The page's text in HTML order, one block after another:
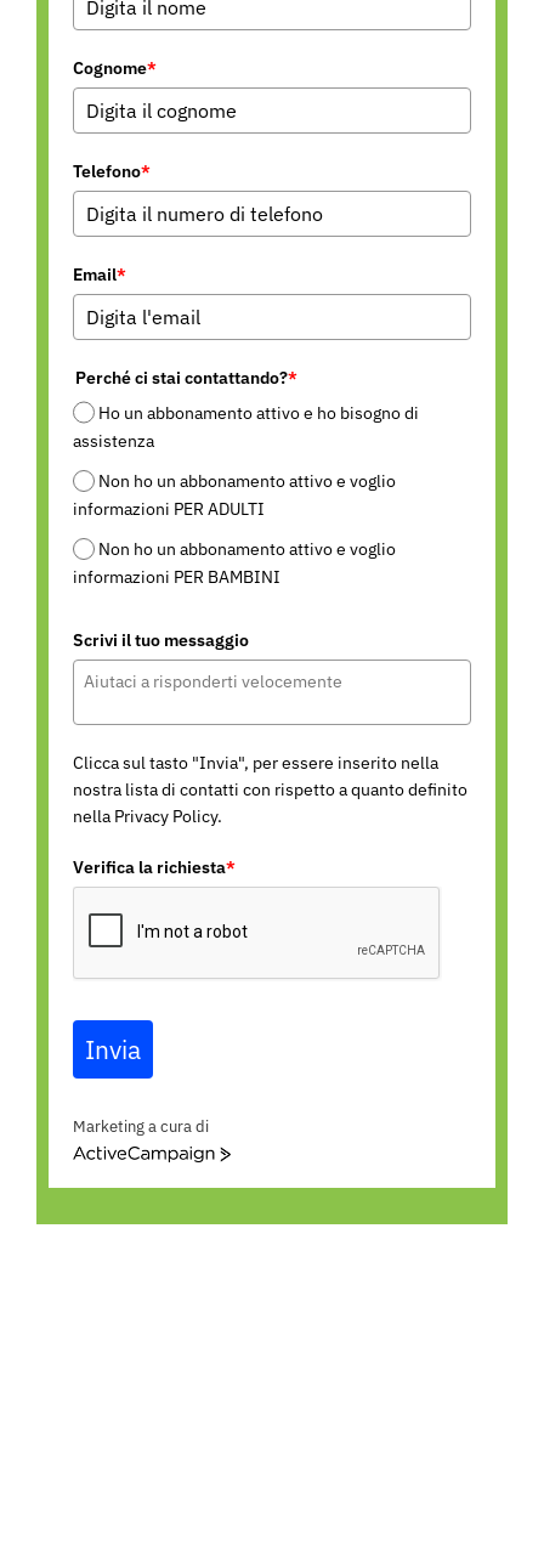
Cognome*
Telefono*
Email*
Perché ci stai contattando?*
Ho un abbonamento attivo e ho bisogno di
assistenza
Non ho un abbonamento attivo e voglio
informazioni PER ADULTI
Non ho un abbonamento attivo e voglio
informazioni PER BAMBINI
Scrivi il tuo messaggio
Clicca sul tasto "Invia", per essere inserito nella
nostra lista di contatti con rispetto a quanto definito
nella Privacy Policy.
Verifica la richiesta*
Invia
Marketing a cura di
ActiveCampaign